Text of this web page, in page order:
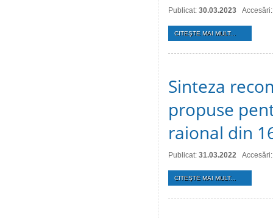
Publicat: 30.03.2023
CITEŞTE MAI MULT...
Sinteza
propuse
raional din
Publicat: 31.03.2022
CITEŞTE MAI MULT...